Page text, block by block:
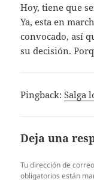
Hoy, tiene que
Ya, esta en
convocado, así
su decisión.
Pingback:Salga
Deja una
Tu dirección de
obligatorios están